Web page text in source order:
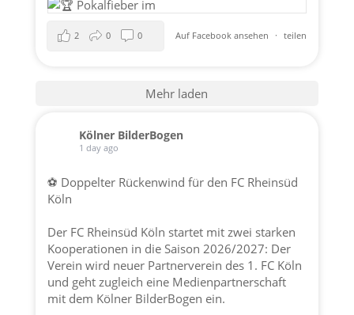
Auf Facebook ansehen · teilen
2 0 0
Mehr laden
Kölner BilderBogen
1 day ago
⚽ Doppelter Rückenwind für den FC Rheinsüd
Köln
Der FC Rheinsüd Köln startet mit zwei starken
Kooperationen in die Saison 2026/2027: Der
Verein wird neuer Partnerverein des 1. FC Köln
und geht zugleich eine Medienpartnerschaft
mit dem Kölner BilderBogen ein.